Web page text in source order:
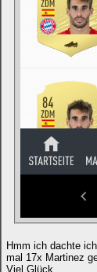
Hmm ich dachte
mal 17x Martinez
Viel Glück